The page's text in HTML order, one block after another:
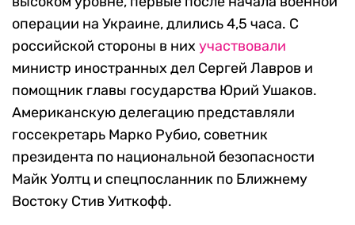
операции на Украине, длились 4,5 часа. С
российской стороны в них участвовали
министр иностранных дел Сергей Лавров и
помощник главы государства Юрий Ушаков.
Американскую делегацию представляли
госсекретарь Марко Рубио, советник
президента по национальной безопасности
Майк Уолтц и спецпосланник по Ближнему
Востоку Стив Уиткофф.